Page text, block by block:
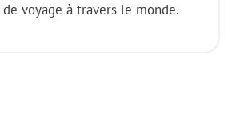
voyage à travers le monde.